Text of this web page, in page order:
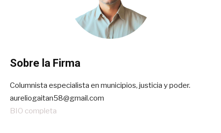
Sobre la Firma
Columnista especialista en municipios, justicia y poder.
aureliogaitan58@gmail.com
BIO completa